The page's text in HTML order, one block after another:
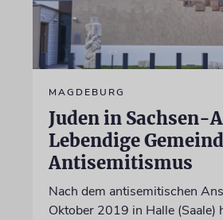
MAGDEBURG
Juden in Sachsen-
Lebendige
Antisemitismus
Nach dem antisemitischen
Oktober 2019 in Halle (Saale)